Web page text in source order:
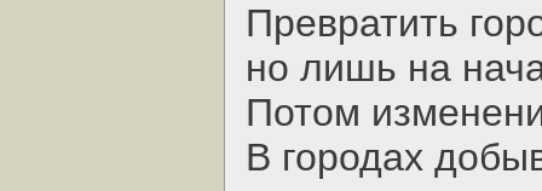
Превратить
но лишь на
Потом
В городах